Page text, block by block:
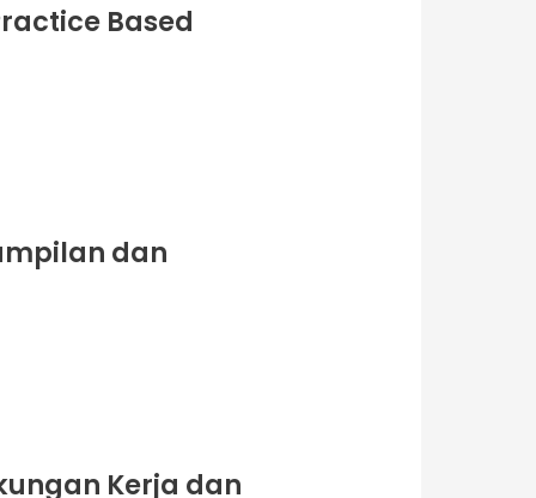
Based
dan
Kerja dan